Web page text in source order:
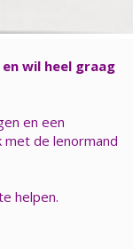
wil heel graag
en een
met de lenormand
helpen.